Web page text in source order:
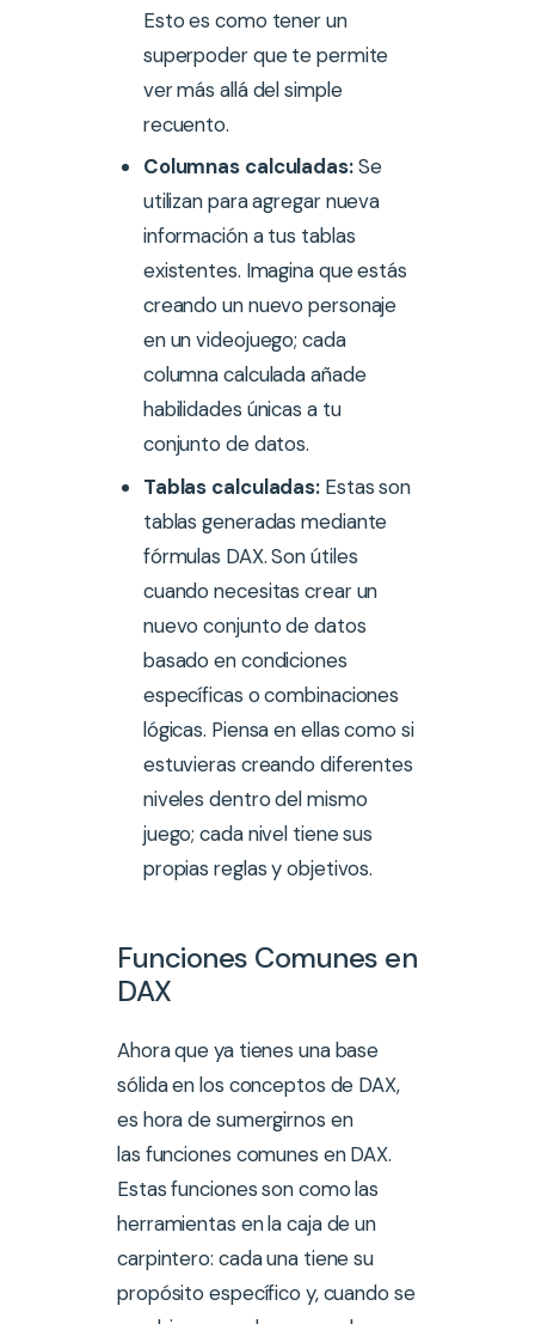
Esto es como tener un
superpoder que te permite
ver más allá del simple
recuento.
Columnas calculadas:Se
utilizan para agregar nueva
información a tus tablas
existentes. Imagina que estás
creando un nuevo personaje
en un videojuego; cada
columna calculada añade
habilidades únicas a tu
conjunto de datos.
Tablas calculadas: Estas son
tablas generadas mediante
fórmulas DAX. Son útiles
cuando necesitas crear un
nuevo conjunto de datos
basado en condiciones
específicas o combinaciones
lógicas. Piensa en ellas como si
estuvieras creando diferentes
niveles dentro del mismo
juego; cada nivel tiene sus
propias reglas y objetivos.
Funciones Comunes en
DAX
Ahora que ya tienes una base
sólida en los conceptos de DAX,
es hora de sumergirnos en
las funciones comunes en DAX.
Estas funciones son como las
herramientas en la caja de un
carpintero: cada una tiene su
propósito específico y, cuando se